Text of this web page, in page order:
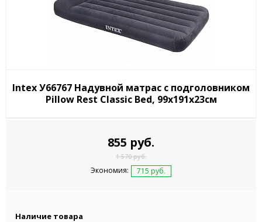
Intex У66767 Надувной матрас с подголовником
Pillow Rest Classic Bed, 99х191х23см
855 руб.
1 570 руб.
Экономия: 715 руб.
Наличие товара